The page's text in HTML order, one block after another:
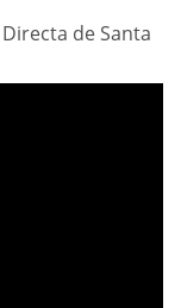
de Santa